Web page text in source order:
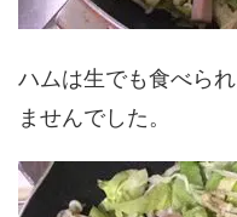
ハムは生でも食べら
ませんでした。